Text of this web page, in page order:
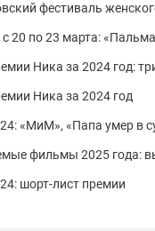
фестиваль
с 20 по 23 марта:
Ника за 2024 год:
Ника за 2024 год
«МиМ», «Папа умер в
фильмы 2025 года:
шорт-лист премии